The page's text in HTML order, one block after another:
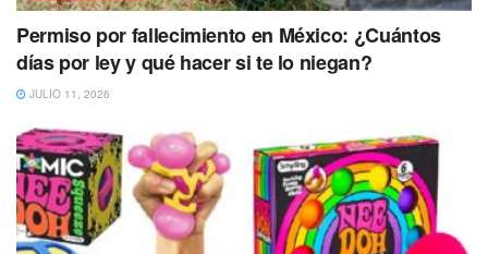
percibir la pirotecnia como una amenaza contra su
integridad,llevándolos a un estado acelerado que
especialistas catalogan como “miedo a la muerte” o
Cómo proteger a los perros de la pirotecnia: 5
remedios eficaces y seguros
Permiso por fallecimiento en México: ¿Cuántos
días por ley y qué hacer si te lo niegan?
JULIO 11, 2026